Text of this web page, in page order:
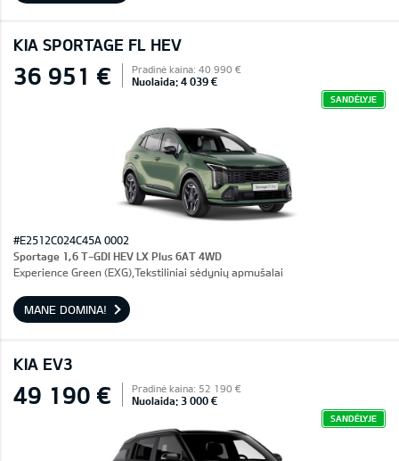
KIA SPORTAGE FL HEV
36 951 € Pradinė kaina: 40 990 €
Nuolaida: 4 039 €
SANDĖLYJE
#E2512C024C45A 0002
Sportage 1,6 T-GDI HEV LX Plus 6AT 4WD
Experience Green (EXG),Tekstiliniai sėdynių apmušalai
MANE DOMINA!
KIA EV3
49 190 € Pradinė kaina: 52 190 €
Nuolaida: 3 000 €
SANDĖLYJE